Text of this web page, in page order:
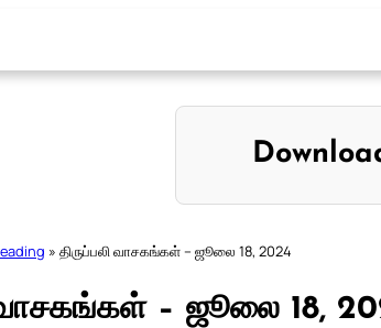
» திருப்பலி வாசகங்கள் – ஜூலை 18, 2024
வாசகங்கள் – ஜூலை 18,